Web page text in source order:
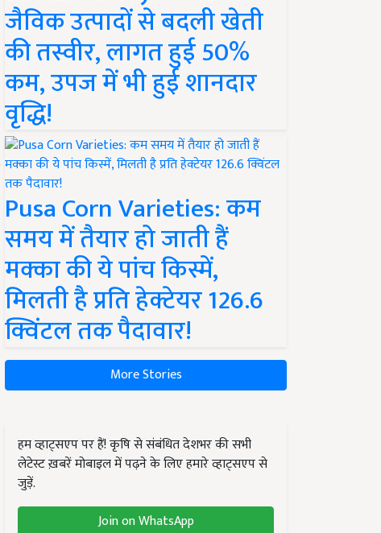
जैविक उत्पादों से बदली खेती
की तस्वीर, लागत हुई 50%
कम, उपज में भी हुई शानदार
वृद्धि!
Pusa Corn Varieties: कम
समय में तैयार हो जाती हैं
मक्का की ये पांच किस्में,
मिलती है प्रति हेक्टेयर 126.6
क्विंटल तक पैदावार!
More Stories
हम व्हाट्सएप पर हैं! कृषि से संबंधित देशभर की सभी
लेटेस्ट ख़बरें मोबाइल में पढ़ने के लिए हमारे व्हाट्सएप से
जुड़ें.
Join on WhatsApp